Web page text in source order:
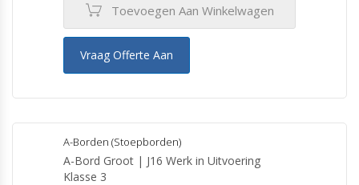
Toevoegen Aan Winkelwagen
Vraag Offerte Aan
A-Borden (Stoepborden)
A-Bord Groot | J16 Werk in Uitvoering
Klasse 3